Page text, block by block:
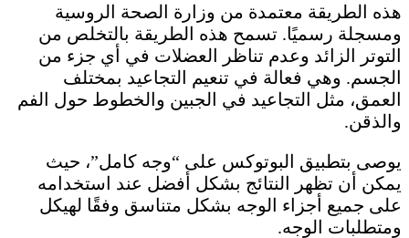
هذه الطريقة معتمدة من وزارة الصحة الروسية
ومسجلة رسميًا. تسمح هذه الطريقة بالتخلص من
التوتر الزائد وعدم تناظر العضلات في أي جزء من
الجسم. وهي فعالة في تنعيم التجاعيد بمختلف
العمق، مثل التجاعيد في الجبين والخطوط حول الفم
والذقن.
يوصى بتطبيق البوتوكس على “وجه كامل”، حيث
يمكن أن تظهر النتائج بشكل أفضل عند استخدامه
على جميع أجزاء الوجه بشكل متناسق وفقًا لهيكل
ومتطلبات الوجه.